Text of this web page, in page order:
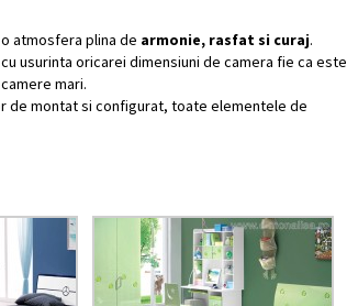
atmosfera plina de armonie, rasfat si curaj.
cu usurinta oricarei dimensiuni de camera fie ca este
mari.
de montat si configurat, toate elementele de